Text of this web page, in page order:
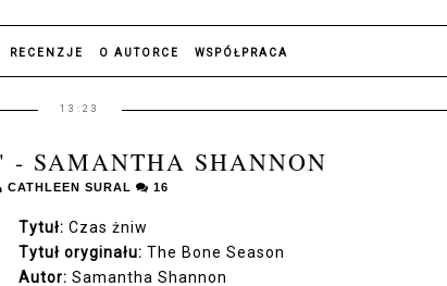
RECENZJE O AUTORCE WSPÓŁPRACA
13:23
- SAMANTHA SHANNON
CATHLEEN SURAL 16
Tytuł: Czas żniw
Tytuł oryginału: The Bone Season
Autor: Samantha Shannon